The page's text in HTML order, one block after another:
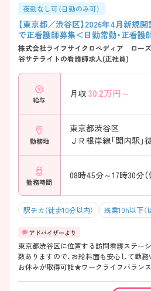
夜勤なし可（日勤のみ可）
【東京都／渋谷区】2026年4月新
で正看護師募集＜日勤常勤・正看護
株式会社ライフサイクロぺディア ロー
谷サテライトの看護師求人(正社員)
給与
月収 30.2万円～
勤務地
東京都渋谷区
ＪＲ根岸線「関内駅」
勤務時間
08時45分～17時30分（
駅チカ（徒歩10分以内） 残業10h以下（
東京都渋谷区に位置する訪問看護ステー
数ありますので、お給料面も安心して勤務
お休みが取得可能★ワークライフバラン